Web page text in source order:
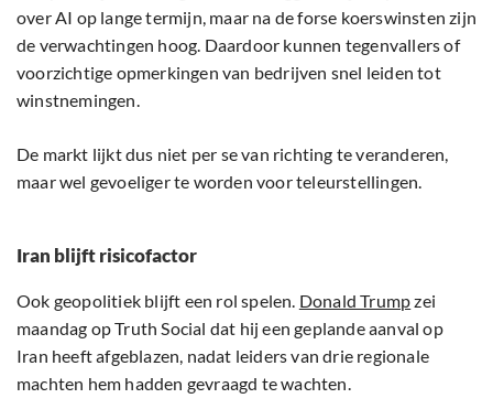
over AI op lange termijn, maar na de forse koerswinsten zijn
de verwachtingen hoog. Daardoor kunnen tegenvallers of
voorzichtige opmerkingen van bedrijven snel leiden tot
winstnemingen.
De markt lijkt dus niet per se van richting te veranderen,
maar wel gevoeliger te worden voor teleurstellingen.
Iran blijft risicofactor
Ook geopolitiek blijft een rol spelen. Donald Trumpzei
maandag op Truth Social dat hij een geplande aanval op
Iran heeft afgeblazen, nadat leiders van drie regionale
machten hem hadden gevraagd te wachten.